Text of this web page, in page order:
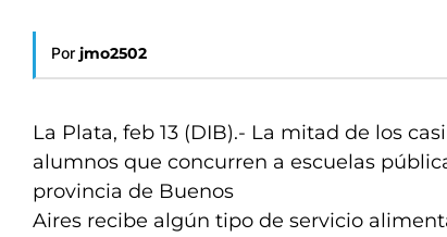
Por jmo2502
La Plata, feb 13 (DIB).- La mitad de los
alumnos que concurren a escuelas
provincia de Buenos
Aires recibe algún tipo de servicio